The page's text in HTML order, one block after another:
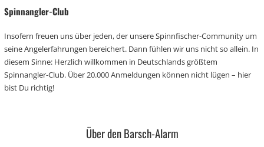
Spinnangler-Club
Insofern freuen uns über jeden, der unsere Spinnfischer-Community um
seine Angelerfahrungen bereichert. Dann fühlen wir uns nicht so allein. In
diesem Sinne: Herzlich willkommen in Deutschlands größtem
Spinnangler-Club. Über 20.000 Anmeldungen können nicht lügen – hier
bist Du richtig!
Über den Barsch-Alarm